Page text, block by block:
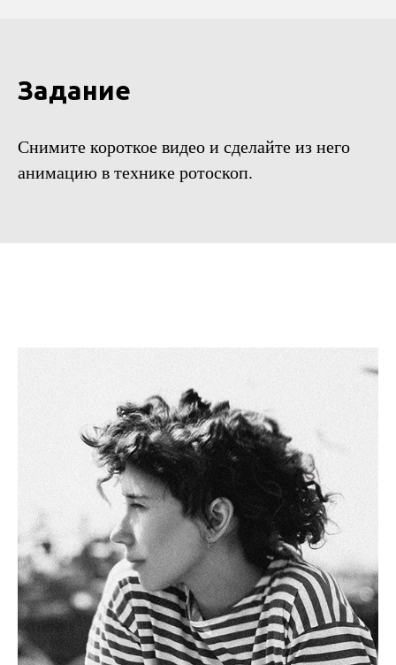
Задание
Снимите короткое видео и сделайте из него
анимацию в технике ротоскоп.